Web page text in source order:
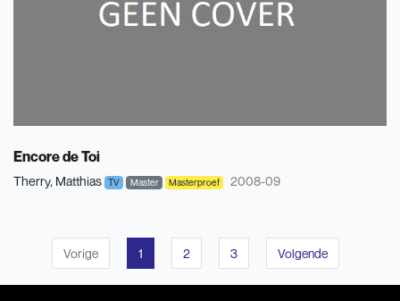
Encore de Toi
Therry, Matthias TV Master Masterproef 2008-09
Vorige 1 2 3 Volgende